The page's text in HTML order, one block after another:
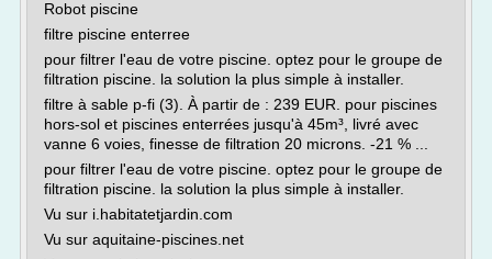
Robot piscine
filtre piscine enterree
pour filtrer l'eau de votre piscine. optez pour le groupe de
filtration piscine. la solution la plus simple à installer.
filtre à sable p-fi (3). À partir de : 239 EUR. pour piscines
hors-sol et piscines enterrées jusqu'à 45m³, livré avec
vanne 6 voies, finesse de filtration 20 microns. -21 % ...
pour filtrer l'eau de votre piscine. optez pour le groupe de
filtration piscine. la solution la plus simple à installer.
Vu sur i.habitatetjardin.com
Vu sur aquitaine-piscines.net